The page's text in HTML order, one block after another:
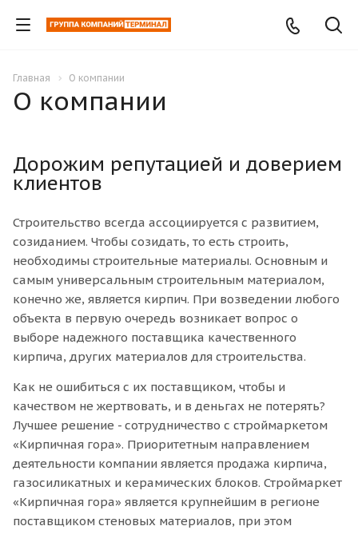
Главная О компании
О компании
Дорожим репутацией и доверием
клиентов
Строительство всегда ассоциируется с развитием,
созиданием. Чтобы созидать, то есть строить,
необходимы строительные материалы. Основным и
самым универсальным строительным материалом,
конечно же, является кирпич. При возведении любого
объекта в первую очередь возникает вопрос о
выборе надежного поставщика качественного
кирпича, других материалов для строительства.
Как не ошибиться с их поставщиком, чтобы и
качеством не жертвовать, и в деньгах не потерять?
Лучшее решение - сотрудничество с строймаркетом
«Кирпичная гора». Приоритетным направлением
деятельности компании является продажа кирпича,
газосиликатных и керамических блоков. Строймаркет
«Кирпичная гора» является крупнейшим в регионе
поставщиком стеновых материалов, при этом